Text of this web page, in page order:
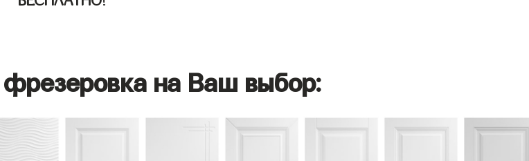
на Ваш выбор: